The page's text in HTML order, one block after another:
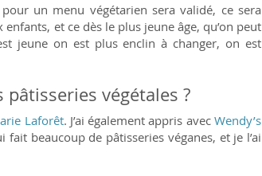
un menu végétarien sera validé, ce sera
et ce dès le plus jeune âge, qu’on peut
jeune on est plus enclin à changer, on est
végétales ?
Laforêt. J’ai également appris avecWendy’s
beaucoup de pâtisseries véganes, et je l’ai